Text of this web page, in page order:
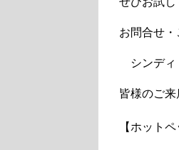
お問合せ
シンデ
皆様のご来
【ホット